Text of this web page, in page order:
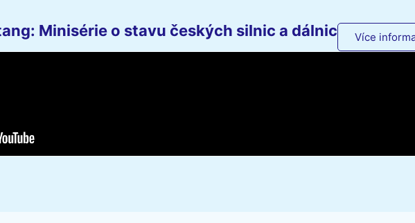
Minisérie o stavu českých silnic a dálnic Více